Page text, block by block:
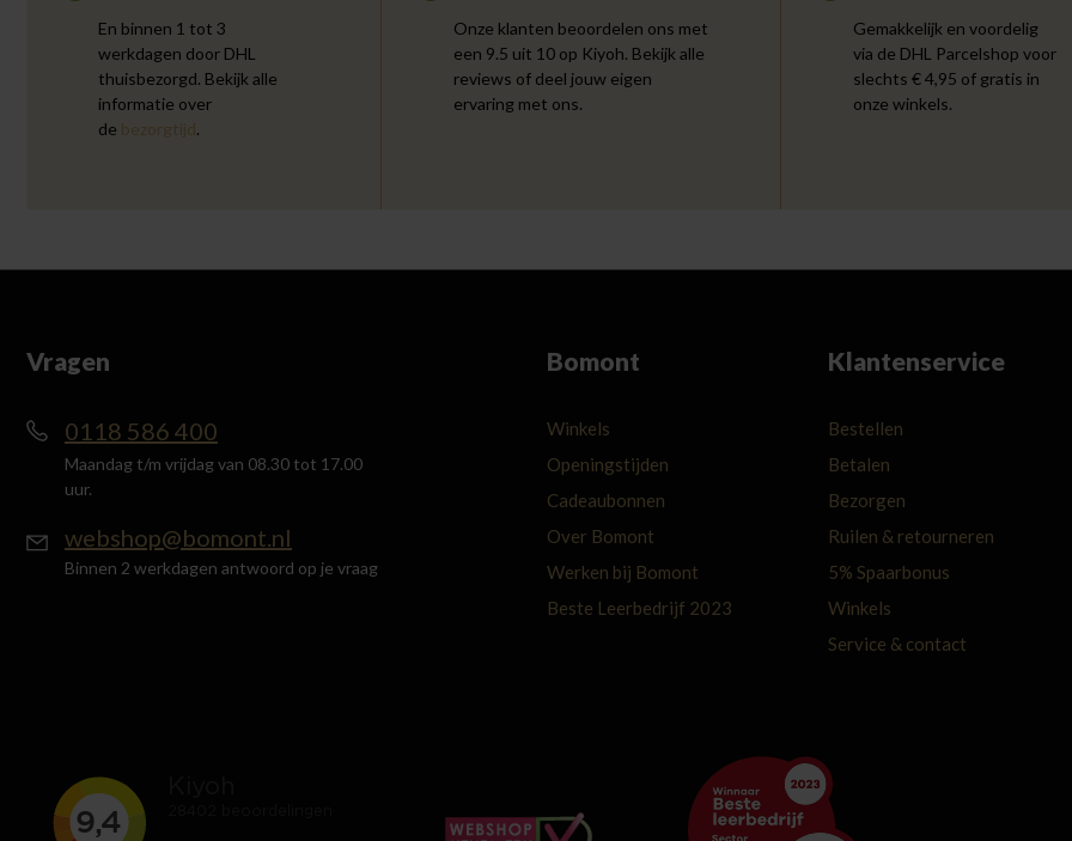
En binnen 1 tot 3
werkdagen door DHL
thuisbezorgd. Bekijk alle
informatie over
de bezorgtijd.
Onze klanten beoordelen ons met
een 9.5 uit 10 op Kiyoh. Bekijk alle
reviews of deel jouw eigen
ervaring met ons.
Gemakkelijk en voordelig
via de DHL Parcelshop voor
slechts € 4,95 of gratis in
onze winkels.
Vragen
0118 586 400
Maandag t/m vrijdag van 08.30 tot 17.00
uur.
webshop@bomont.nl
Binnen 2 werkdagen antwoord op je vraag
Bomont
Winkels
Openingstijden
Cadeaubonnen
Over Bomont
Werken bij Bomont
Beste Leerbedrijf 2023
Klantenservice
Bestellen
Betalen
Bezorgen
Ruilen & retourneren
5% Spaarbonus
Winkels
Service & contact